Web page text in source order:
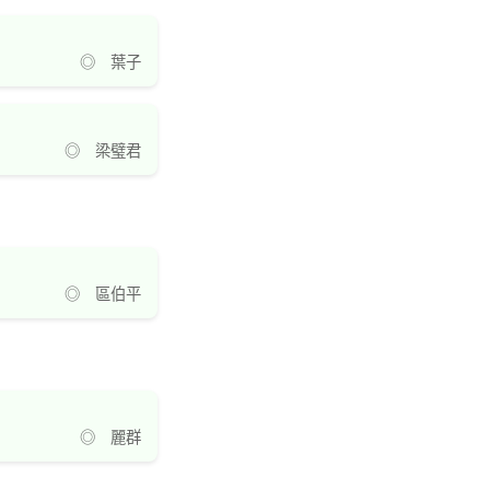
◎ 葉子
◎ 梁璧君
◎ 區伯平
◎ 麗群